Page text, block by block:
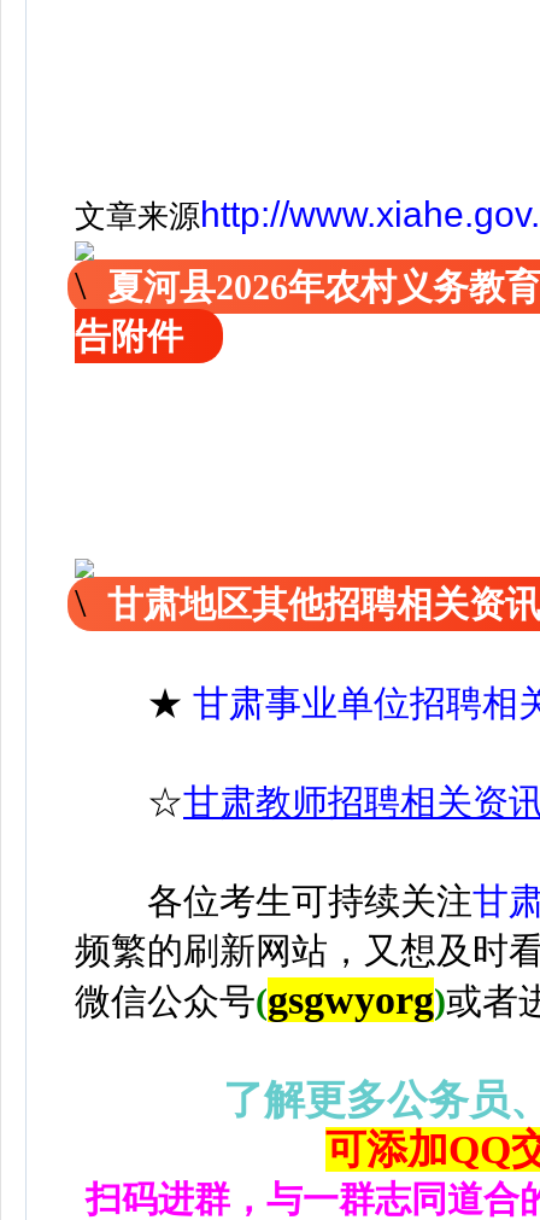
文章来源http://
夏河县2026年农村义务教
告附件
甘肃地区其他招聘相关资
★ 甘肃事业单位招聘相
☆甘肃教师招聘相关资
各位考生可持续关注甘
频繁的刷新网站，又想及时
微信公众号(gsgwyorg)或者
了解更多公务员
可添加QQ
扫码进群，与一群志同道合